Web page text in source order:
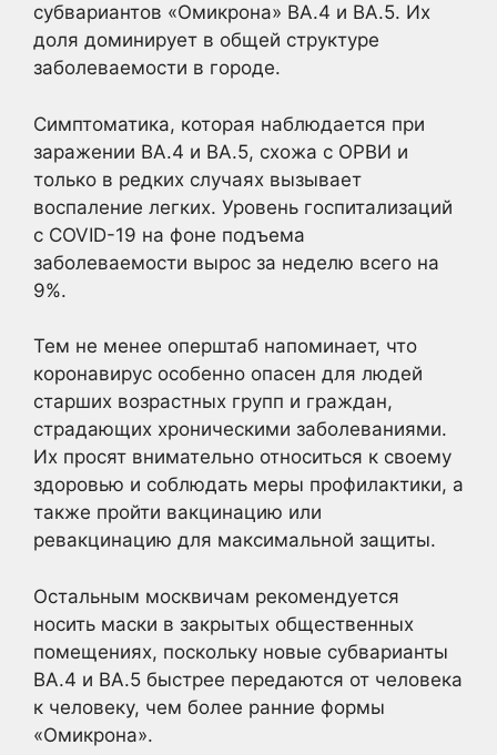
субвариантов «Омикрона» ВА.4 и ВА.5. Их
доля доминирует в общей структуре
заболеваемости в городе.
Симптоматика, которая наблюдается при
заражении ВА.4 и ВА.5, схожа с ОРВИ и
только в редких случаях вызывает
воспаление легких. Уровень госпитализаций
с COVID-19 на фоне подъема
заболеваемости вырос за неделю всего на
9%.
Тем не менее оперштаб напоминает, что
коронавирус особенно опасен для людей
старших возрастных групп и граждан,
страдающих хроническими заболеваниями.
Их просят внимательно относиться к своему
здоровью и соблюдать меры профилактики, а
также пройти вакцинацию или
ревакцинацию для максимальной защиты.
Остальным москвичам рекомендуется
носить маски в закрытых общественных
помещениях, поскольку новые субварианты
ВА.4 и ВА.5 быстрее передаются от человека
к человеку, чем более ранние формы
«Омикрона».